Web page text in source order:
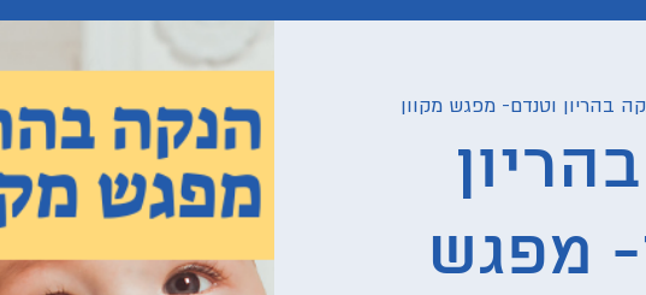
בהריון וטנדם- מפגש מקוון
מפגש